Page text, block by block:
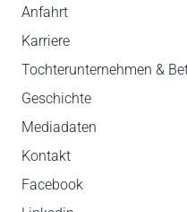
Anfahrt
Karriere
Tochterunternehmen &
Geschichte
Mediadaten
Kontakt
Facebook